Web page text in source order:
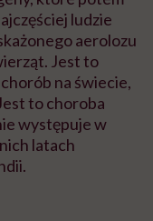
ludzie
aerolozu
Jest to
na świecie,
to choroba
występuje w
latach